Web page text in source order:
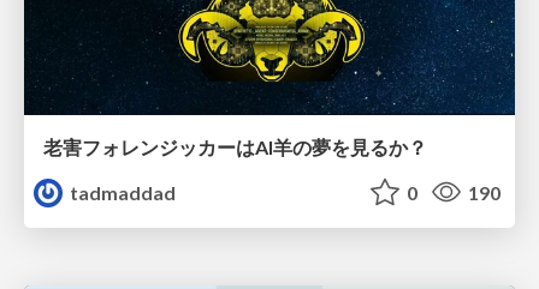
老害フォレンジッカーはAI羊の夢を見るか？
tadmaddad
0 190